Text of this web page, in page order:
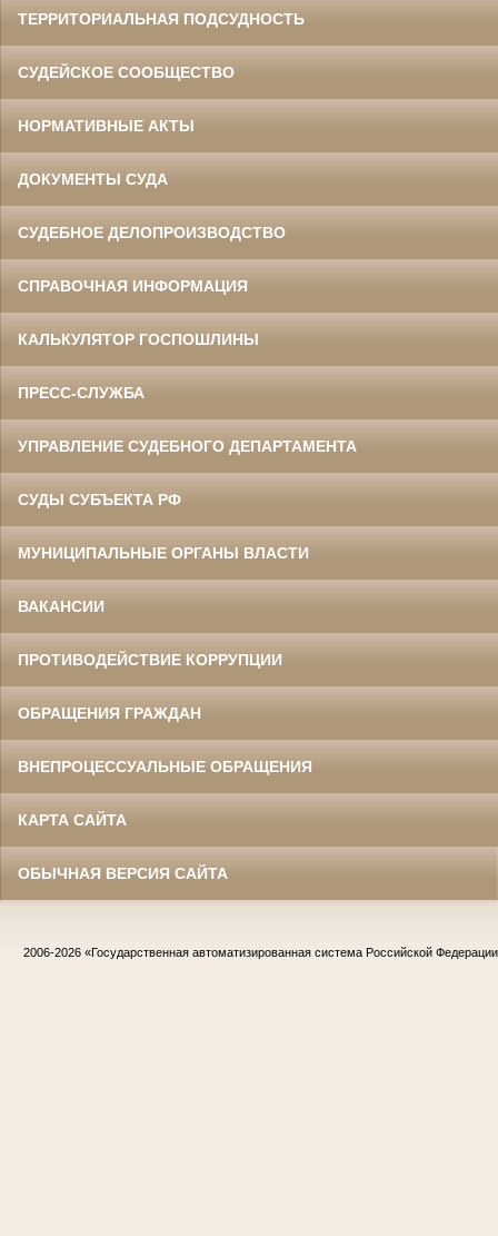
ТЕРРИТОРИАЛЬНАЯ ПОДСУДНОСТЬ
СУДЕЙСКОЕ СООБЩЕСТВО
НОРМАТИВНЫЕ АКТЫ
ДОКУМЕНТЫ СУДА
СУДЕБНОЕ ДЕЛОПРОИЗВОДСТВО
СПРАВОЧНАЯ ИНФОРМАЦИЯ
КАЛЬКУЛЯТОР ГОСПОШЛИНЫ
ПРЕСС-СЛУЖБА
УПРАВЛЕНИЕ СУДЕБНОГО ДЕПАРТАМЕНТА
СУДЫ СУБЪЕКТА РФ
МУНИЦИПАЛЬНЫЕ ОРГАНЫ ВЛАСТИ
ВАКАНСИИ
ПРОТИВОДЕЙСТВИЕ КОРРУПЦИИ
ОБРАЩЕНИЯ ГРАЖДАН
ВНЕПРОЦЕССУАЛЬНЫЕ ОБРАЩЕНИЯ
КАРТА САЙТА
ОБЫЧНАЯ ВЕРСИЯ САЙТА
2006-2026 «Государственная автоматизированная система Российской